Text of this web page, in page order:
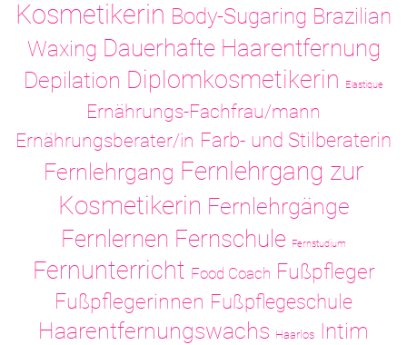
Kosmetikerin Body-Sugaring Brazilian
Waxing Dauerhafte Haarentfernung
Depilation Diplomkosmetikerin Elastique
Ernährungs-Fachfrau/mann
Ernährungsberater/in Farb- und Stilberaterin
Fernlehrgang Fernlehrgang zur
Kosmetikerin Fernlehrgänge
Fernlernen Fernschule Fernstudium
Fernunterricht Food Coach Fußpfleger
Fußpflegerinnen Fußpflegeschule
Haarentfernungswachs Haarlos Intim